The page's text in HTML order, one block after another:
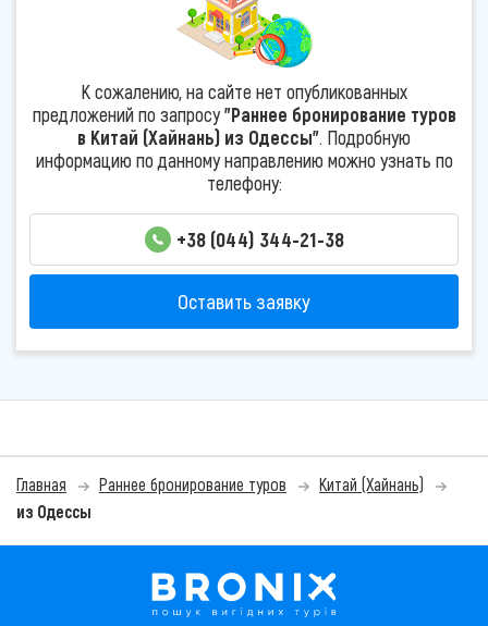
К сожалению, на сайте нет опубликованных
предложений по запросу"Раннее бронирование туров
в Китай (Хайнань) из Одессы". Подробную
информацию по данному направлению можно узнать по
телефону:
+38 (044) 344-21-38
Оставить заявку
Главная Раннее бронирование туров
Китай (Хайнань)
из Одессы